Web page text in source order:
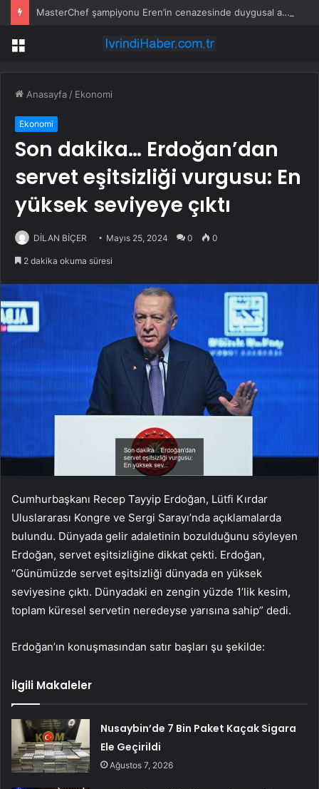
MasterChef şampiyonu Eren’in cenazesinde duygusal anlar: Annesi güçlükle ayakta durabildi
Menü
Anasayfa / Ekonomi
Ekonomi
Son dakika… Erdoğan’dan
servet eşitsizliği vurgusu: En
yüksek seviyeye çıktı
DİLAN BİÇER Mayıs 25, 2024 0 0
2 dakika okuma süresi
Cumhurbaşkanı Recep Tayyip Erdoğan, Lütfi Kırdar
Uluslararası Kongre ve Sergi Sarayı’nda açıklamalarda
bulundu. Dünyada gelir adaletinin bozulduğunu söyleyen
Erdoğan, servet eşitsizliğine dikkat çekti. Erdoğan,
“Günümüzde servet eşitsizliği dünyada en yüksek
seviyesine çıktı. Dünyadaki en zengin yüzde 1’lik kesim,
toplam küresel servetin neredeyse yarısına sahip” dedi.
Erdoğan’ın konuşmasından satır başları şu şekilde:
İlgili Makaleler
Nusaybin’de 7 Bin Paket Kaçak Sigara
Ele Geçirildi
Ağustos 7, 2026